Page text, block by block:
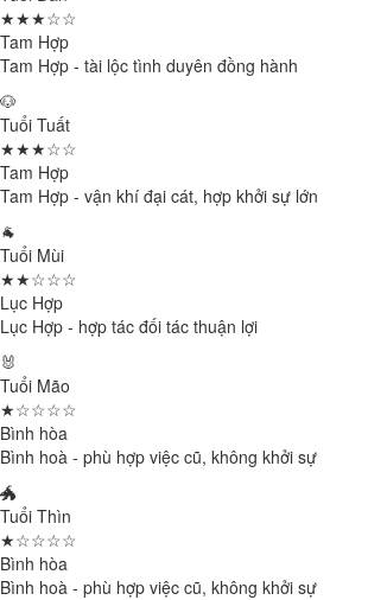
★★★☆☆
Tam Hợp
Tam Hợp - tài lộc tình duyên đồng hành
🐶
Tuổi Tuất
★★★☆☆
Tam Hợp
Tam Hợp - vận khí đại cát, hợp khởi sự lớn
🐐
Tuổi Mùi
★★☆☆☆
Lục Hợp
Lục Hợp - hợp tác đối tác thuận lợi
🐰
Tuổi Mão
★☆☆☆☆
Bình hòa
Bình hoà - phù hợp việc cũ, không khởi sự
🐲
Tuổi Thìn
★☆☆☆☆
Bình hòa
Bình hoà - phù hợp việc cũ, không khởi sự